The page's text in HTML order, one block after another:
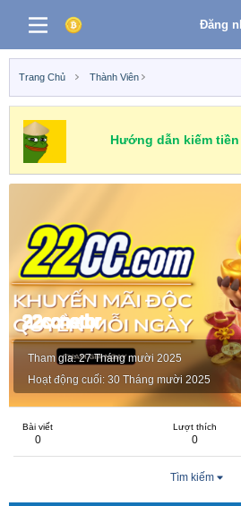
Đăng
Trang Chủ Thành Viên
Hướng dẫn kiếm
22ccnetbr
Tham gia 27 Tháng mười 2025
Hoạt động cuối 30 Tháng mười 2025
Bài viết
0
Lượt thích
0
Tìm kiếm